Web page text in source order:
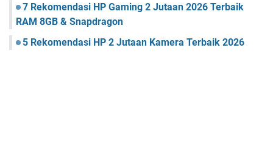
7 Rekomendasi HP Gaming 2 Jutaan 2026 Terbaik
RAM 8GB & Snapdragon
5 Rekomendasi HP 2 Jutaan Kamera Terbaik 2026